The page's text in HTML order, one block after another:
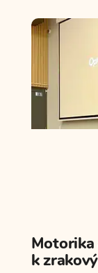
Motorika
k